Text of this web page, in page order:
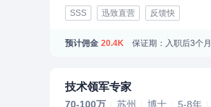
SSS 迅致直营 反馈快
预计佣金 20.4K 保证期：入职后3个月
技术领军专家
70-100万 苏州 博士 5-8年